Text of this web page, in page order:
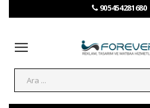
905454281680